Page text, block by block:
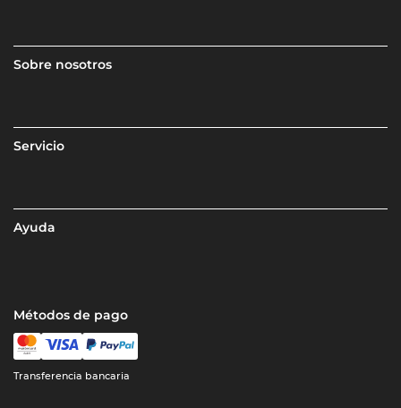
Sobre nosotros
Servicio
Ayuda
Métodos de pago
Transferencia bancaria